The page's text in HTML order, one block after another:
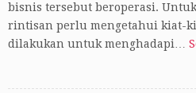
bisnis tersebut beroperasi.
rintisan perlu mengetahui kiat-
dilakukan untuk menghadapi…